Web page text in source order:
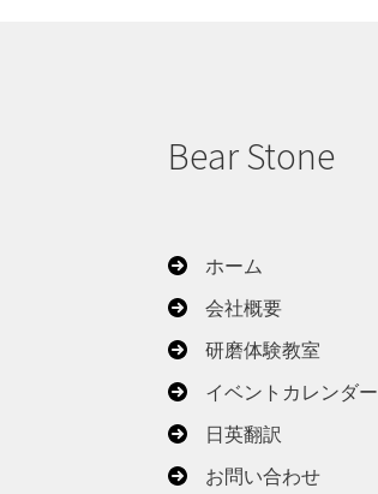
Bear Stone
ホーム
会社概要
研磨体験教室
イベントカレンダー
日英翻訳
お問い合わせ